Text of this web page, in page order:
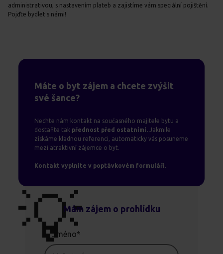
administrativou, s nastavením plateb a zajistíme vám speciální pojištění.
Pojďte bydlet s námi!
Máte o byt zájem a chcete zvýšit
své šance?
Nechte nám kontakt na současného majitele bytu a
dostaňte tak přednost před ostatními. Jakmile
získáme kladnou referenci, automaticky vás posuneme
mezi atraktivní zájemce o byt.
Kontakt vyplníte v poptávkovém formuláři.
💡Mám zájem o prohlídku
Jméno*